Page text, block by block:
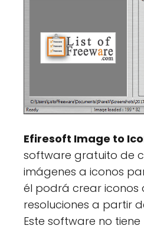
Efiresoft Image to
software gratuito de
imágenes a iconos
él podrá crear iconos
resoluciones a partir
Este software no